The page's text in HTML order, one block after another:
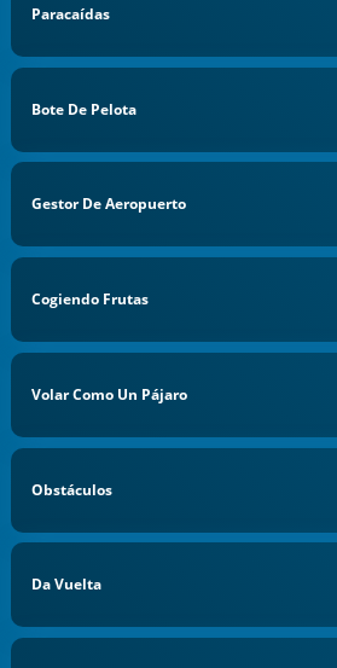
Paracaídas
Bote De Pelota
Gestor De Aeropuerto
Cogiendo Frutas
Volar Como Un Pájaro
Obstáculos
Da Vuelta